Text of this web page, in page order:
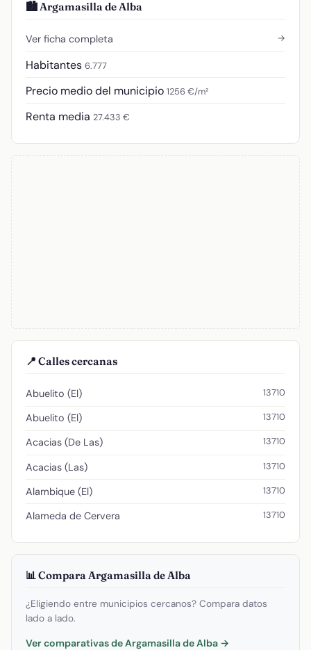
🏙️ Argamasilla de Alba
Ver ficha completa →
Habitantes 6.777
Precio medio del municipio 1256 €/m²
Renta media 27.433 €
📍 Calles cercanas
Abuelito (El) 13710
Abuelito (El) 13710
Acacias (De Las) 13710
Acacias (Las) 13710
Alambique (El) 13710
Alameda de Cervera 13710
📊 Compara Argamasilla de Alba
¿Eligiendo entre municipios cercanos? Compara datos
lado a lado.
Ver comparativas de Argamasilla de Alba →